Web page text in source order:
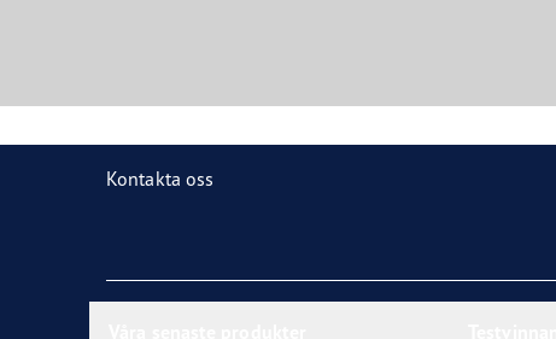
Kontakta oss